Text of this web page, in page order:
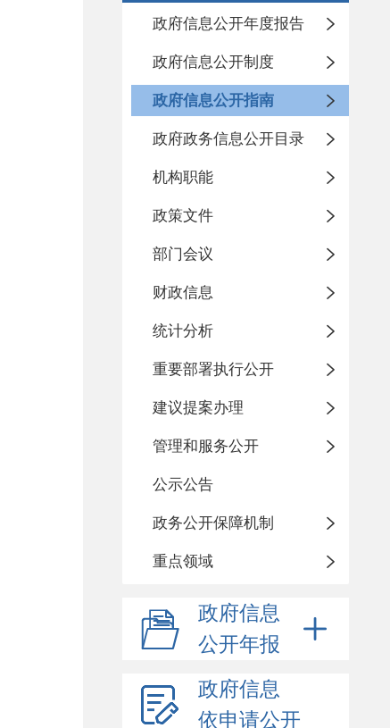
政府信息公开年度报告
政府信息公开制度
政府信息公开指南
政府政务信息公开目录
机构职能
政策文件
部门会议
财政信息
统计分析
重要部署执行公开
建议提案办理
管理和服务公开
公示公告
政务公开保障机制
重点领域
政府信息
公开年报
政府信息
依申请公开